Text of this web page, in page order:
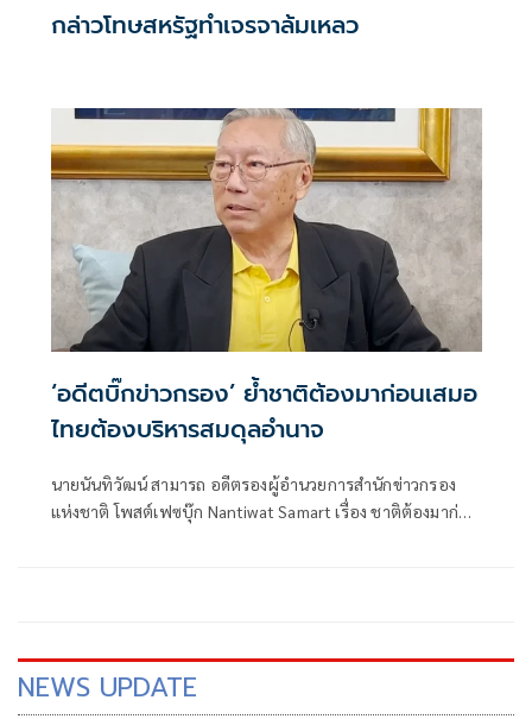
กล่าวโทษสหรัฐทำเจรจาล้มเหลว
‘อดีตบิ๊กข่าวกรอง’ ย้ำชาติต้องมาก่อนเสมอ
ไทยต้องบริหารสมดุลอำนาจ
นายนันทิวัฒน์ สามารถ อดีตรองผู้อำนวยการสำนักข่าวกรอง
แห่งชาติ โพสต์เฟซบุ๊ก Nantiwat Samart เรื่อง ชาติต้องมาก่อน
NEWS UPDATE